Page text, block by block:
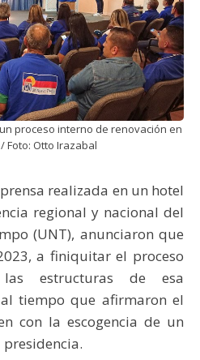
proceso interno de renovación en
Foto: Otto Irazabal
realizada en un hotel
regional y nacional del
(UNT), anunciaron que
a finiquitar el proceso
estructuras de esa
tiempo que afirmaron el
con la escogencia de un